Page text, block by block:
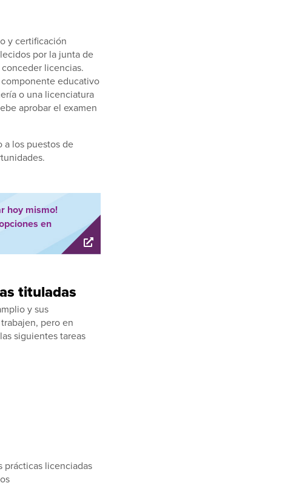
y certificación
por la junta de
licencias.
educativo
o una licenciatura
aprobar el examen
los puestos de
hoy mismo!
en
tituladas
y sus
pero en
siguientes tareas
prácticas licenciadas